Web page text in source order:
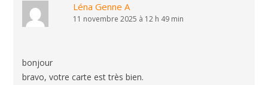
Léna Genne A
11 novembre 2025 à 12 h 49 min
bonjour
bravo, votre carte est très bien.